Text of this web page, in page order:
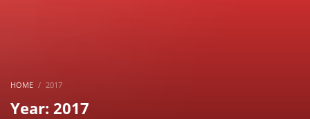
HOME 2017
Year: 2017